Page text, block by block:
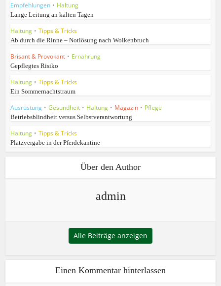
Empfehlungen • Haltung
Lange Leitung an kalten Tagen
Haltung • Tipps & Tricks
Ab durch die Rinne – Notlösung nach Wolkenbruch
Brisant & Provokant • Ernährung
Gepflegtes Risiko
Haltung • Tipps & Tricks
Ein Sommernachtstraum
Ausrüstung • Gesundheit • Haltung • Magazin • Pflege
Betriebsblindheit versus Selbstverantwortung
Haltung • Tipps & Tricks
Platzvergabe in der Pferdekantine
Über den Author
admin
Alle Beiträge anzeigen
Einen Kommentar hinterlassen